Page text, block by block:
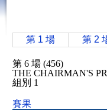
第 1 場 第 2
第 6 場 (456)
THE CHAIRMAN'S
組別 1
賽果